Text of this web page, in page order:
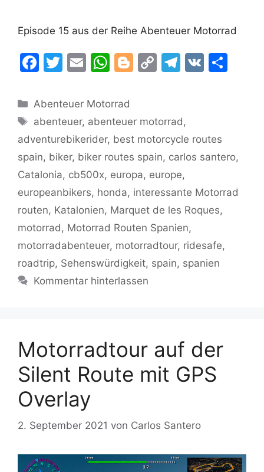
Episode 15 aus der Reihe Abenteuer Motorrad
F
c
e
b
o
o
k
T
itt
er
E
ai
l
W
at
s
A
p
p
Bl
g
er
C
y
Li
n
k
T
gr
a
m
V
Kategorien
Abenteuer Motorrad
Schlagwörter
abenteuer, abenteuer motorrad,
adventurebikerider, best motorcycle routes
spain, biker, biker routes spain, carlos santero,
Catalonia, cb500x, europa, europe,
europeanbikers, honda, interessante Motorrad
routen, Katalonien, Marquet de les Roques,
motorrad, Motorrad Routen Spanien,
motorradabenteuer, motorradtour, ridesafe,
roadtrip, Sehenswürdigkeit, spain, spanien
Kommentar hinterlassen
Motorradtour auf der
Silent Route mit GPS
Overlay
2. September 2021 von Carlos Santero